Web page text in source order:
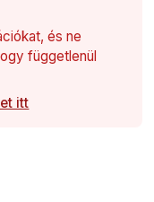
és ne
függetlenül
itt